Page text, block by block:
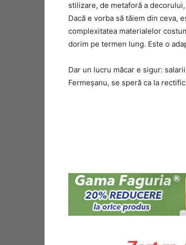
stilizare, de metaforă a
Dacă e vorba să tăiem din ceva,
complexitatea materialelor
dorim pe termen lung. Este o
Dar un lucru măcar e sigur:
Fermeșanu, se speră ca la